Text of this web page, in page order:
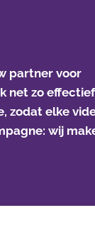
partner voor
net zo
zodat elke
wij